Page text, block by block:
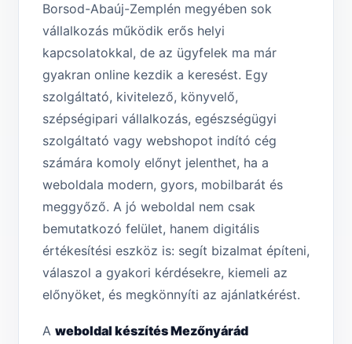
Borsod-Abaúj-Zemplén megyében sok
vállalkozás működik erős helyi
kapcsolatokkal, de az ügyfelek ma már
gyakran online kezdik a keresést. Egy
szolgáltató, kivitelező, könyvelő,
szépségipari vállalkozás, egészségügyi
szolgáltató vagy webshopot indító cég
számára komoly előnyt jelenthet, ha a
weboldala modern, gyors, mobilbarát és
meggyőző. A jó weboldal nem csak
bemutatkozó felület, hanem digitális
értékesítési eszköz is: segít bizalmat építeni,
válaszol a gyakori kérdésekre, kiemeli az
előnyöket, és megkönnyíti az ajánlatkérést.
A weboldal készítés Mezőnyárád